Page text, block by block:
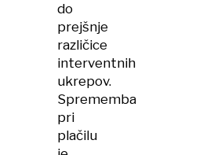
do
prejšnje
različice
interventnih
ukrepov.
Sprememba
pri
plačilu